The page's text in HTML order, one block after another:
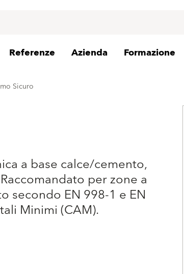
Referenze Azienda Formazione
Sicuro
a base calce/cemento,
per zone a
secondo EN 998-1 e EN
Minimi (CAM).